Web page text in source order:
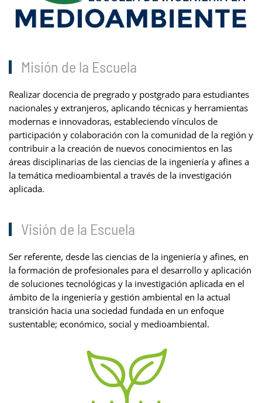
Misión de la Escuela
Realizar docencia de pregrado y postgrado para estudiantes
nacionales y extranjeros, aplicando técnicas y herramientas
modernas e innovadoras, estableciendo vínculos de
participación y colaboración con la comunidad de la región y
contribuir a la creación de nuevos conocimientos en las
áreas disciplinarias de las ciencias de la ingeniería y afines a
la temática medioambiental a través de la investigación
aplicada.
Visión de la Escuela
Ser referente, desde las ciencias de la ingeniería y afines, en
la formación de profesionales para el desarrollo y aplicación
de soluciones tecnológicas y la investigación aplicada en el
ámbito de la ingeniería y gestión ambiental en la actual
transición hacia una sociedad fundada en un enfoque
sustentable; económico, social y medioambiental.